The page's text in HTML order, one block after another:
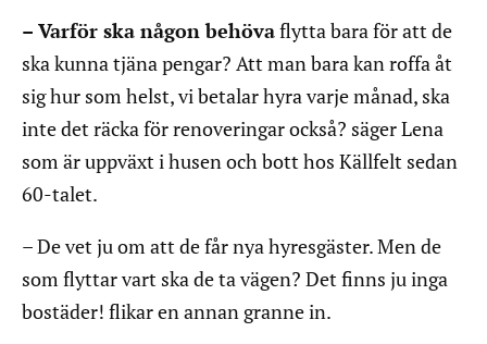
– Varför ska någon behövaflytta bara för att de
ska kunna tjäna pengar? Att man bara kan roffa åt
sig hur som helst, vi betalar hyra varje månad, ska
inte det räcka för renoveringar också? säger Lena
som är uppväxt i husen och bott hos Källfelt sedan
60-talet.
– De vet ju om att de får nya hyresgäster. Men de
som flyttar vart ska de ta vägen? Det finns ju inga
bostäder! flikar en annan granne in.